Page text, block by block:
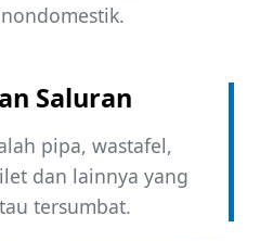
Saluran
pipa, wastafel,
dan lainnya yang
tersumbat.